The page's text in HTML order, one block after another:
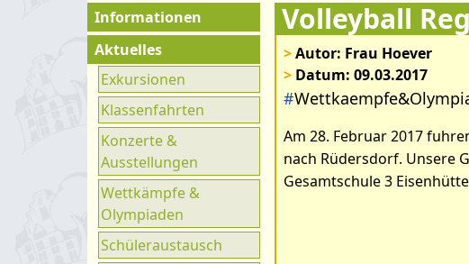
Informationen
Für Besucher
Schulfamilie
Förderverein
Fachräume
Ganztag
UNESCO
Klimaparlament
Aktuelles
Exkursionen
Klassenfahrten
Konzerte &
Ausstellungen
Wettkämpfe &
Olympiaden
Schüleraustausch
Volleyball
>Autor: Frau Hoever
>Datum: 09.03.2017
#
Am 28. Februar 2017
nach Rüdersdorf. Unsere
Gesamtschule 3
Bilder zum Artikel: